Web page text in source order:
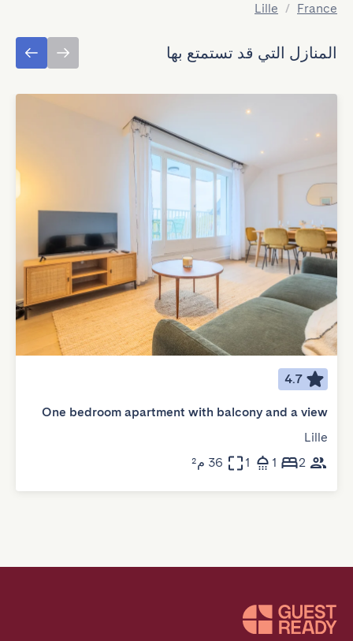
France
/
Lille
المنازل التي قد تستمتع بها
4.7
One bedroom apartment with balcony and a view
Lille
2
1
1 36 م²